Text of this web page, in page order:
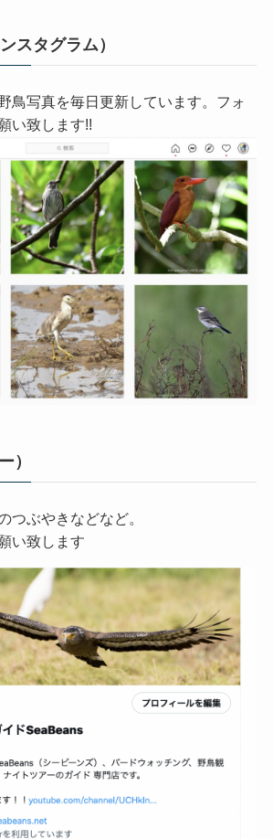
スタグラム）
鳥写真を毎日更新しています。フォ
い致します!!
）
つぶやきなどなど。
い致します